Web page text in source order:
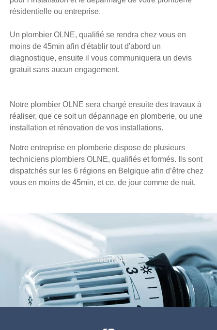
résidentielle ou entreprise.
Un plombier OLNE, qualifié se rendra chez vous en
moins de 45min afin d'établir tout d'abord un
diagnostique, ensuite il vous communiquera un devis
gratuit sans aucun engagement.
Notre plombier OLNE sera chargé ensuite des travaux à
réaliser, que ce soit un dépannage en plomberie, ou une
installation et rénovation de vos installations.
Notre entreprise en plomberie dispose de plusieurs
techniciens plombiers OLNE, qualifiés et formés. Ils sont
dispatchés sur les 6 régions en Belgique afin d’être chez
vous en moins de 45min, et ce, de jour comme de nuit.
Chauffage